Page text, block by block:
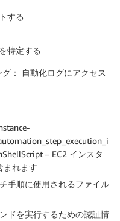
する
特定する
：
自動化ログにアクセス
– EC2 インスタ
まれます
手順に使用されるファイル
ドを実行するための認証情